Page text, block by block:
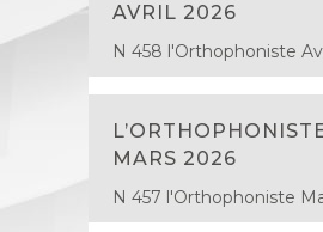
AVRIL 2026
N 458 l'Orthophoniste
MARS 2026
N 457 l'Orthophoniste